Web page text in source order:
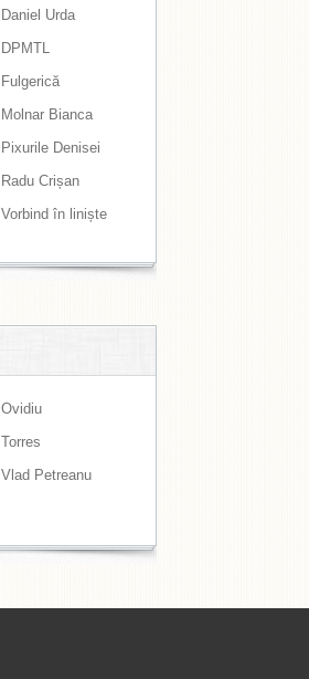
Daniel Urda
DPMTL
Fulgerică
Molnar Bianca
Pixurile Denisei
Radu Crișan
Vorbind în liniște
Ovidiu
Torres
Vlad Petreanu